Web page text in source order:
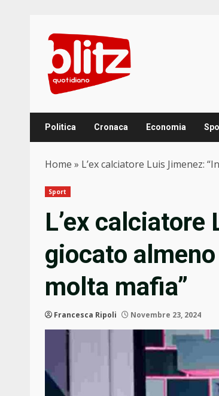
content
Politica Cronaca Economia
Home » L’ex calciatore Luis Jimenez:
Sport
L’ex
giocato
molta mafia”
Francesca Ripoli Novembre 23, 2024